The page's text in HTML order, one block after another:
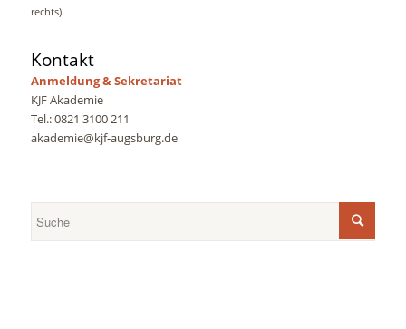
rechts)
Kontakt
Anmeldung & Sekretariat
KJF Akademie
Tel.: 0821 3100 211
akademie@kjf-augsburg.de